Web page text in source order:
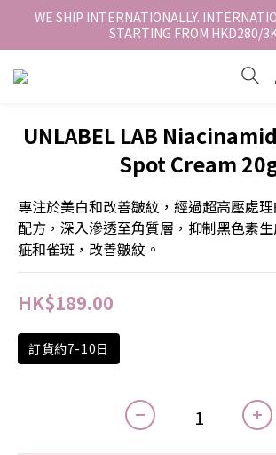
香港地區全店免運。免運費適用於香港順豐站
件。
WE SHIP INTERNATIONALLY.
STARTING FROM HKD280/
香港地區全店免運。免運費適用於香港順豐站
UNLABEL LAB
Spot Cream
專注於美白和改善皺紋，經過超高壓處
配方，深入滲透至角質層，抑制黑色素
疵和雀斑，改善皺紋。
HK$189.00
訂貨約7-10日